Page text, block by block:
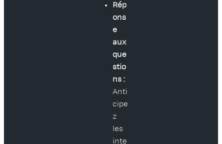
Rép
ons
e
aux
que
stio
ns :
Anti
cipe
z
les
inte